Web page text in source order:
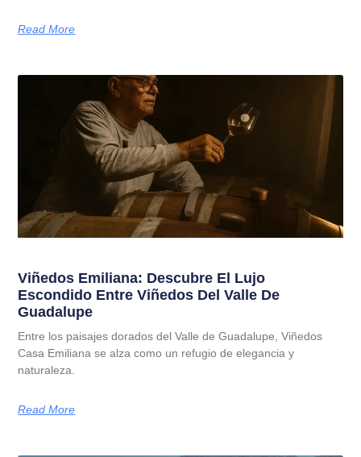
Read More
Viñedos Emiliana: Descubre El Lujo
Escondido Entre Viñedos Del Valle De
Guadalupe
Entre los paisajes dorados del Valle de Guadalupe, Viñedos
Casa Emiliana se alza como un refugio de elegancia y
naturaleza.
Read More